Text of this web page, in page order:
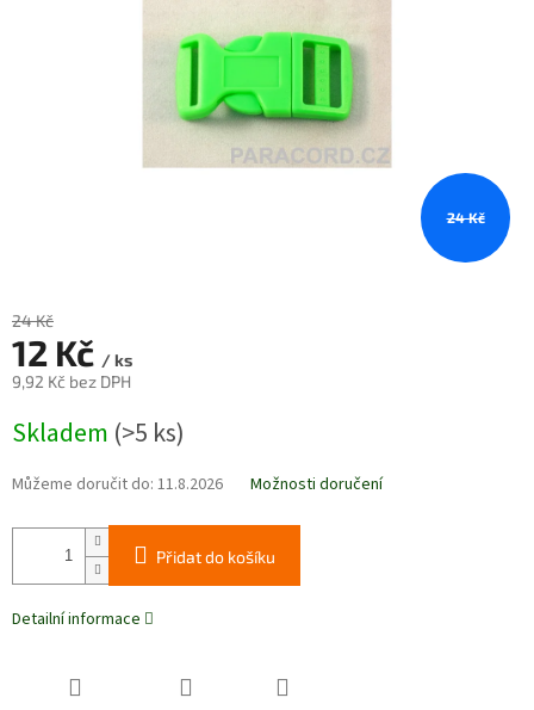
24 Kč
24 Kč
12 Kč / ks
9,92 Kč bez DPH
cena:
Skladem (>5 ks)
Můžeme doručit do: 11.8.2026 Možnosti doručení
Přidat do košíku
Detailní informace